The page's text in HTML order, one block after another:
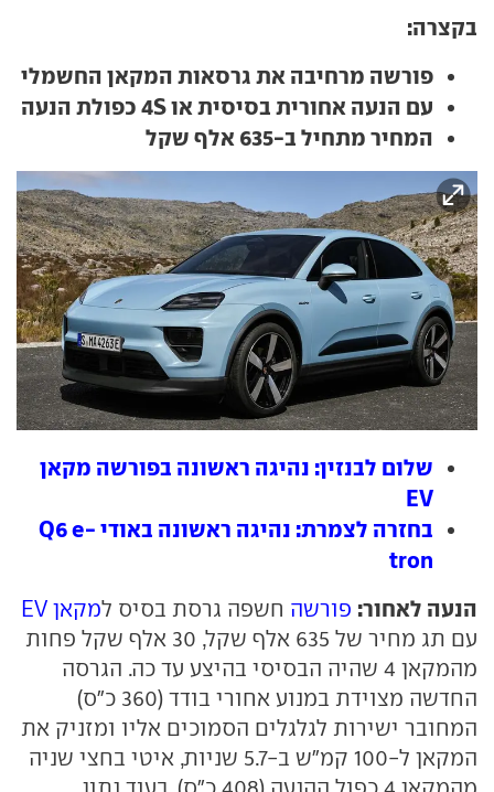
בקצרה:
פורשה מרחיבה את גרסאות המקאן החשמלי
עם הנעה אחורית בסיסית או 4S כפולת הנעה
המחיר מתחיל ב-635 אלף שקל
שלום לבנזין: נהיגה ראשונה בפורשה מקאן
EV
בחזרה לצמרת: נהיגה ראשונה באודי Q6 e-
tron
הנעה לאחור: פורשה חשפה גרסת בסיס למקאן EV
עם תג מחיר של 635 אלף שקל, 30 אלף שקל פחות
מהמקאן 4 שהיה הבסיסי בהיצע עד כה. הגרסה
החדשה מצוידת במנוע אחורי בודד (360 כ"ס)
המחובר ישירות לגלגלים הסמוכים אליו ומזניק את
המקאן ל-100 קמ"ש ב-5.7 שניות, איטי בחצי שניה